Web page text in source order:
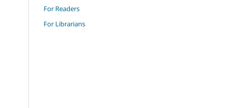
For Readers
For Librarians